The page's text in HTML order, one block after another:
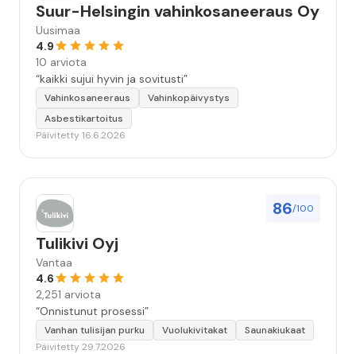
Suur-Helsingin vahinkosaneeraus Oy
Uusimaa
4.9
10 arviota
“kaikki sujui hyvin ja sovitusti”
Vahinkosaneeraus
Vahinkopäivystys
Asbestikartoitus
Päivitetty 16.6.2026
86/100
Tulikivi Oyj
Vantaa
4.6
2,251 arviota
“Onnistunut prosessi”
Vanhan tulisijan purku Vuolukivitakat
Saunakiukaat
Päivitetty 29.7.2026